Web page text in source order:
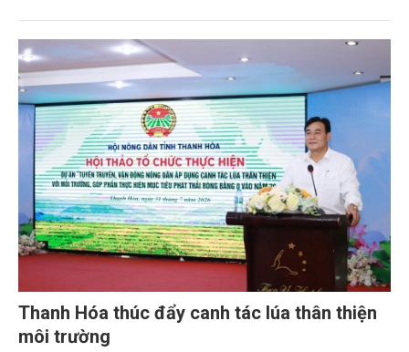
sắc bởi các tiến bộ công nghệ và cam kết bền vững
toàn cầu, đặc biệt là mục tiêu đưa phát thải ròng
bằng 0 (Net-Zero) vào năm 2050.
Thanh Hóa thúc đẩy canh tác lúa thân thiện
môi trường